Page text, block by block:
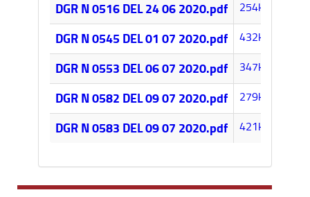
DGR N 0516 DEL 24 06 2020.pdf 254k
DGR N 0545 DEL 01 07 2020.pdf 432k
DGR N 0553 DEL 06 07 2020.pdf 347k
DGR N 0582 DEL 09 07 2020.pdf 279k
DGR N 0583 DEL 09 07 2020.pdf 421k